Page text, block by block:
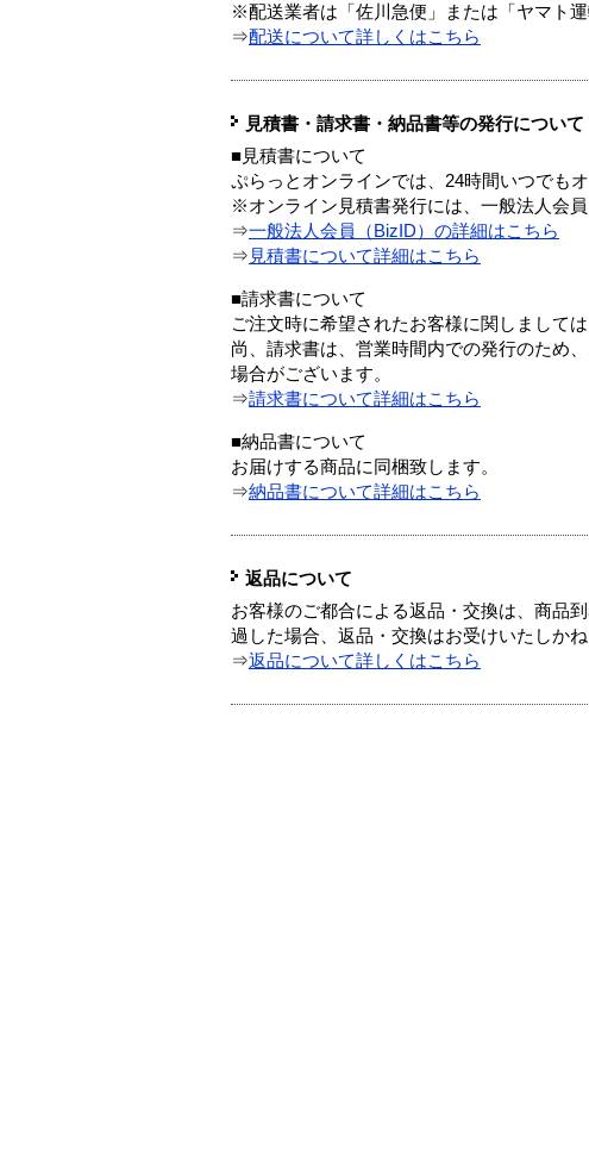
※配送業者は「佐川急便」または「ヤマト
⇒配送について詳しくはこちら
見積書・請求書・納品書等の発行について
■見積書について
ぷらっとオンラインでは、24時間いつでも
※オンライン見積書発行には、一般法人会
⇒一般法人会員（BizID）の詳細はこちら
⇒ 見積書について詳細はこちら
■請求書について
ご注文時に希望されたお客様に関しまして
尚、請求書は、営業時間内での発行のため
場合がございます。
⇒請求書について詳細はこちら
■納品書について
お届けする商品に同梱致します。
⇒納品書について詳細はこちら
返品について
お客様のご都合による返品・交換は、商品
過した場合、返品・交換はお受けいたしかね
⇒返品について詳しくはこちら